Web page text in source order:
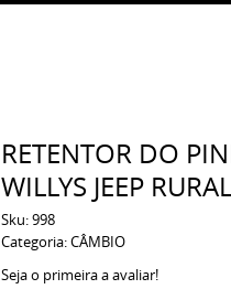
RETENTOR DO
WILLYS JEEP
Sku:998
Categoria:CÂMBIO
Seja o primeira a avaliar!